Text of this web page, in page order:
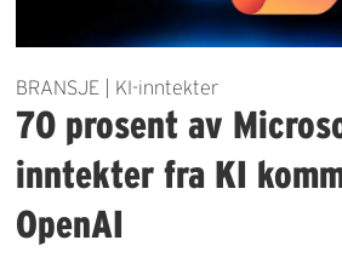
BRANSJE | KI-inntekter
70 prosent av
inntekter fra KI
OpenAI